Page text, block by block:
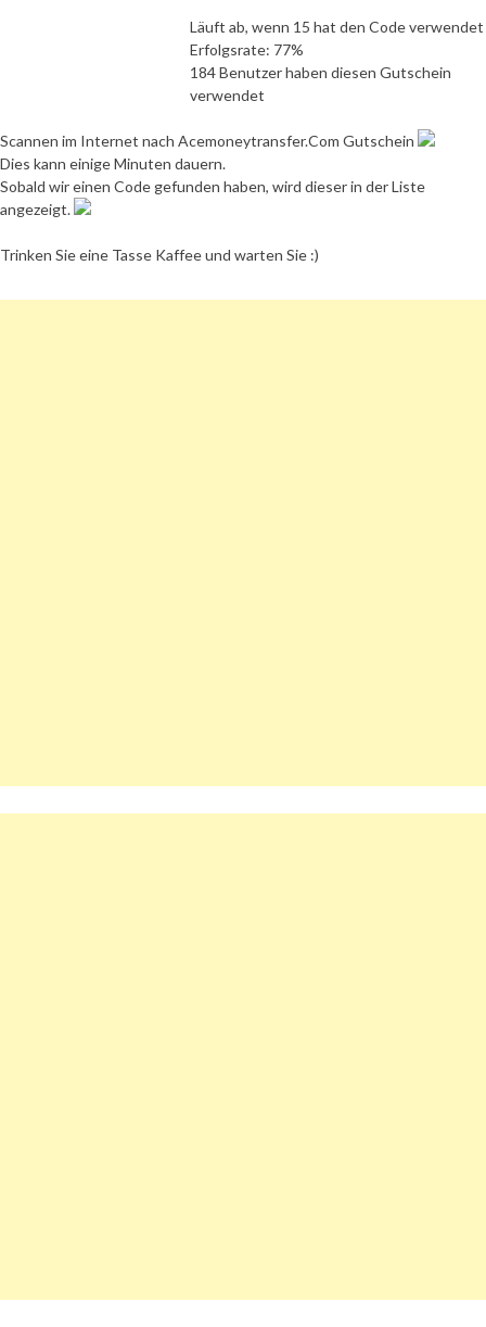
Läuft ab, wenn 15 hat den Code verwendet
Erfolgsrate: 77%
184 Benutzer haben diesen Gutschein
verwendet
Scannen im Internet nach Acemoneytransfer.Com Gutschein
Dies kann einige Minuten dauern.
Sobald wir einen Code gefunden haben, wird dieser in der Liste
angezeigt.
Trinken Sie eine Tasse Kaffee und warten Sie :)